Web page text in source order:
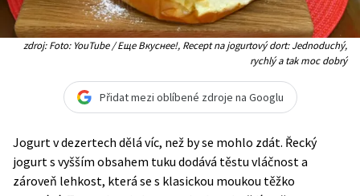
zdroj: Foto: YouTube / Еще Вкуснее!, Recept na jogurtový dort: Jednoduchý,
rychlý a tak moc dobrý
Přidat mezi oblíbené zdroje na Googlu
Jogurt v dezertech dělá víc, než by se mohlo zdát. Řecký
jogurt s vyšším obsahem tuku dodává těstu vláčnost a
zároveň lehkost, která se s klasickou moukou těžko